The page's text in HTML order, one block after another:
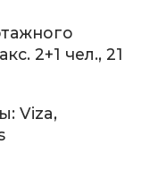
2+1 чел., 21
Viza,